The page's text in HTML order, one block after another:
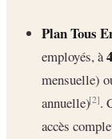
Plan Tous
employés, à
mensuelle)
annuelle)[2].
accès